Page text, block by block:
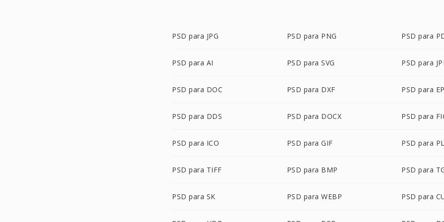
PSD para JPG PSD para PNG PSD para
PSD para AI PSD para SVG PSD para
PSD para DOC PSD para DXF PSD para
PSD para DDS PSD para DOCX PSD para
PSD para ICO PSD para GIF PSD para
PSD para TIFF PSD para BMP PSD para
PSD para SK PSD para WEBP PSD para